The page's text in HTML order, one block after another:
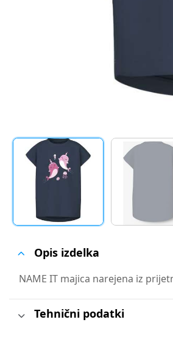
Opis izdelka
NAME IT majica narejena iz
Tehnični podatki